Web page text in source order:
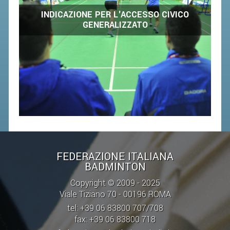
INDICAZIONE PER L'ACCESSO CIVICO
GENERALIZZATO
FEDERAZIONE ITALIANA
BADMINTON
Copyright © 2009 - 2025
Viale Tiziano 70 - 00196 ROMA
tel: +39 06 83800 707/708
fax: +39 06 83800 718
STAFF TECNICO
CTF – PALABADMINTON
ATLETI D'INTERESSE NAZIONALE
SCHEDE ATLETI
VOLA CON NOI
CENTRI TECNICI TERRITORIALI
TESSERAMENTO
AFFILIAZIONE E TESSERAMENTO
CONVENZIONI